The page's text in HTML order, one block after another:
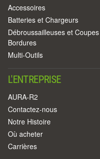
Accessoires
Batteries et Chargeurs
Débroussailleuses et Coupes
Bordures
Multi-Outils
L'ENTREPRISE
AURA-R2
Contactez-nous
Notre Histoire
Où acheter
Carrières